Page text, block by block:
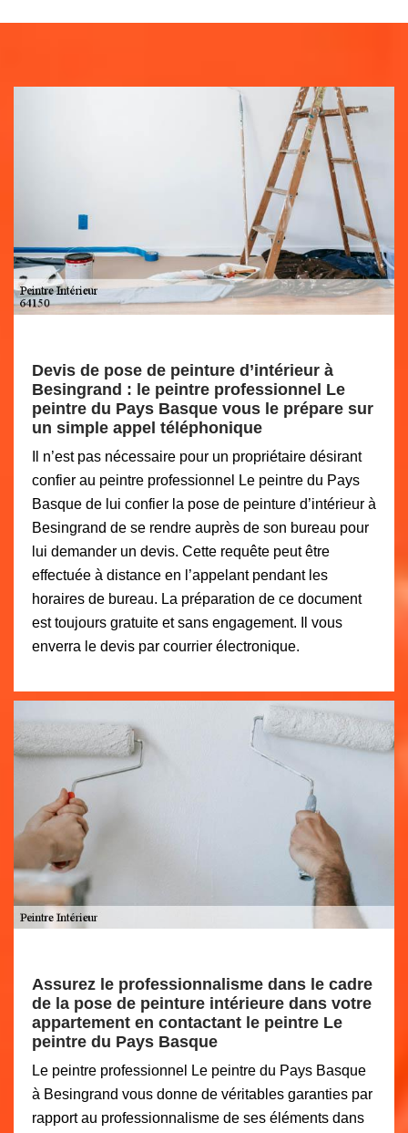
Devis de pose de peinture d’intérieur à
Besingrand : le peintre professionnel Le
peintre du Pays Basque vous le prépare sur
un simple appel téléphonique
Il n’est pas nécessaire pour un propriétaire désirant
confier au peintre professionnel Le peintre du Pays
Basque de lui confier la pose de peinture d’intérieur à
Besingrand de se rendre auprès de son bureau pour
lui demander un devis. Cette requête peut être
effectuée à distance en l’appelant pendant les
horaires de bureau. La préparation de ce document
est toujours gratuite et sans engagement. Il vous
enverra le devis par courrier électronique.
Assurez le professionnalisme dans le cadre
de la pose de peinture intérieure dans votre
appartement en contactant le peintre Le
peintre du Pays Basque
Le peintre professionnel Le peintre du Pays Basque
à Besingrand vous donne de véritables garanties par
rapport au professionnalisme de ses éléments dans